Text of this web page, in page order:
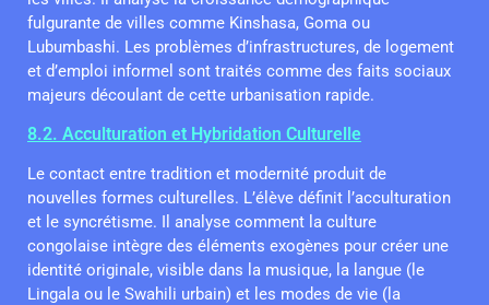
fulgurante de villes comme Kinshasa, Goma ou
Lubumbashi. Les problèmes d’infrastructures, de logement
et d’emploi informel sont traités comme des faits sociaux
majeurs découlant de cette urbanisation rapide.
8.2. Acculturation et Hybridation Culturelle
Le contact entre tradition et modernité produit de
nouvelles formes culturelles. L’élève définit l’acculturation
et le syncrétisme. Il analyse comment la culture
congolaise intègre des éléments exogènes pour créer une
identité originale, visible dans la musique, la langue (le
Lingala ou le Swahili urbain) et les modes de vie (la